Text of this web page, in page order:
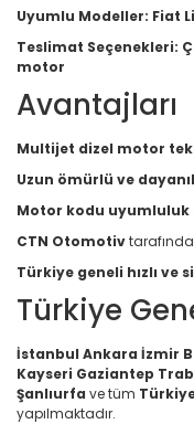
Uyumlu Modeller: Fiat
Teslimat Seçenekleri:
motor
Avantajları
Multijet dizel motor
Uzun ömürlü ve
Motor kodu
CTN Otomotiv
Türkiye geneli hızlı ve
Türkiye
İstanbul Ankara İzmir
Kayseri Gaziantep
Şanlıurfa ve tüm
yapılmaktadır.